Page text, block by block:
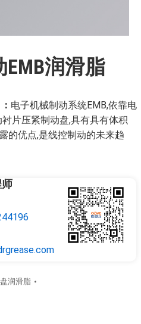
润滑脂
电子机械制动系统EMB,依靠电
片压紧制动盘,具有具有体积
的优点,是线控制动的未来趋
润滑脂